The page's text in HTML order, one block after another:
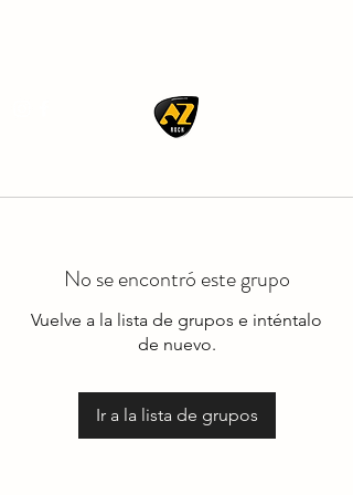
No se encontró este grupo
Vuelve a la lista de grupos e inténtalo
de nuevo.
Ir a la lista de grupos